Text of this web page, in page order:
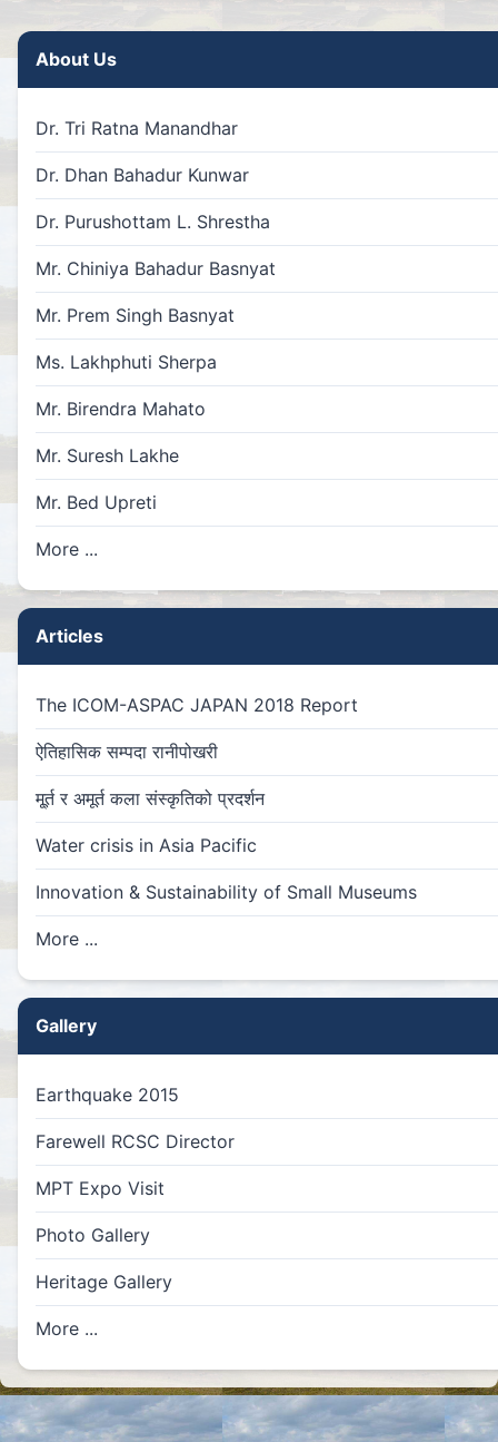
About Us
Dr. Tri Ratna Manandhar
Dr. Dhan Bahadur Kunwar
Dr. Purushottam L. Shrestha
Mr. Chiniya Bahadur Basnyat
Mr. Prem Singh Basnyat
Ms. Lakhphuti Sherpa
Mr. Birendra Mahato
Mr. Suresh Lakhe
Mr. Bed Upreti
More ...
Articles
The ICOM-ASPAC JAPAN 2018 Report
ऐतिहासिक सम्पदा रानीपोखरी
मू्र्त र अमूर्त कला संस्कृतिको प्रदर्शन
Water crisis in Asia Pacific
Innovation & Sustainability of Small Museums
More ...
Gallery
Earthquake 2015
Farewell RCSC Director
MPT Expo Visit
Photo Gallery
Heritage Gallery
More ...